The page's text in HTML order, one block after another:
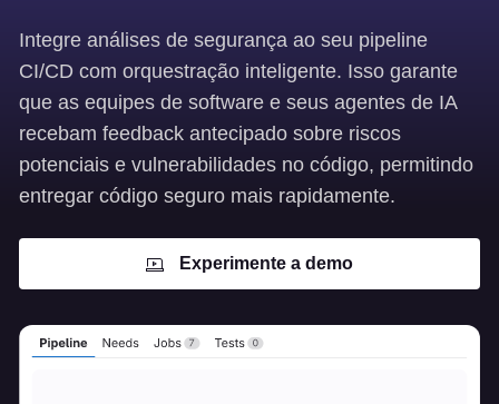
Integre análises de segurança ao seu pipeline
CI/CD com orquestração inteligente. Isso garante
que as equipes de software e seus agentes de IA
recebam feedback antecipado sobre riscos
potenciais e vulnerabilidades no código, permitindo
entregar código seguro mais rapidamente.
Experimente a demo